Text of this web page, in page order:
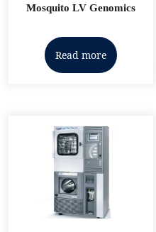
Mosquito LV Genomics
Read more